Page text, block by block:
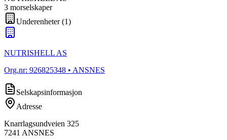
3 morselskaper
Underenheter(1)
NUTRISHELL AS
Org.nr: 926825348 • ANSNES
Selskapsinformasjon
Adresse
Knarrlagsundveien 325
7241 ANSNES